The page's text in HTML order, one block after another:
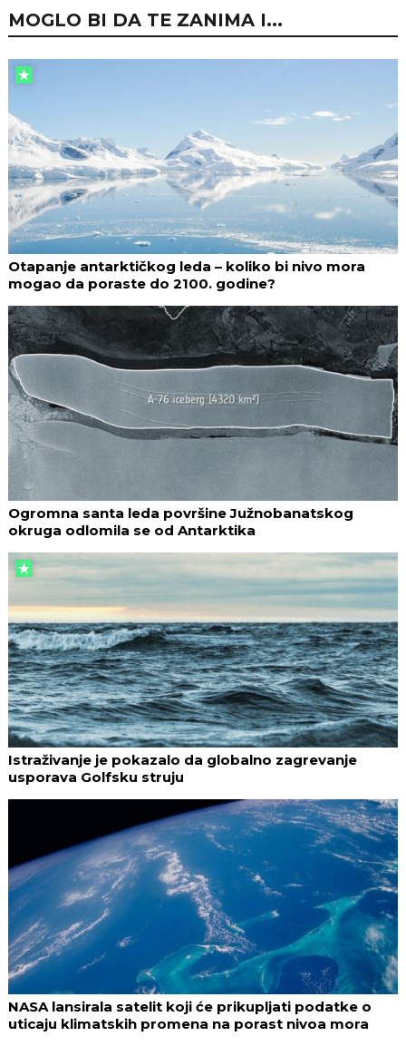
MOGLO BI DA TE ZANIMA I...
Otapanje antarktičkog leda – koliko bi nivo mora
mogao da poraste do 2100. godine?
Ogromna santa leda površine Južnobanatskog
okruga odlomila se od Antarktika
Istraživanje je pokazalo da globalno zagrevanje
usporava Golfsku struju
NASA lansirala satelit koji će prikupljati podatke o
uticaju klimatskih promena na porast nivoa mora